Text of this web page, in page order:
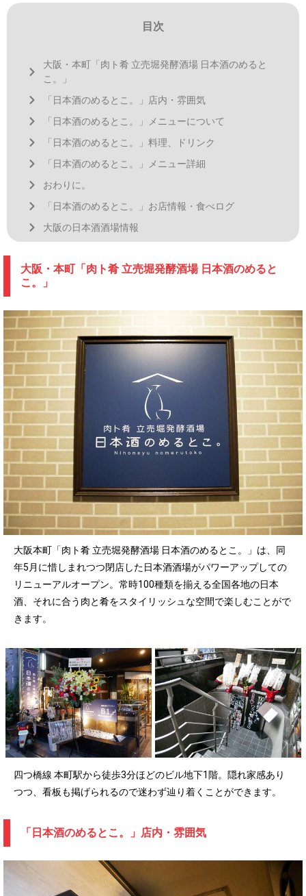
目次
大阪・本町「肉ト肴 立売堀発酵酒場 日本酒のめると
こ。」
「日本酒のめるとこ。」店内・雰囲気
「日本酒のめるとこ。」メニューについて
「日本酒のめるとこ。」料理、ドリンク
「日本酒のめるとこ。」メニュー詳細
おわりに。
「日本酒のめるとこ。」お店情報・食べログ
大阪の日本酒酒場情報
大阪・本町「肉ト肴 立売堀発酵酒場 日本酒のめると
こ。」
大阪本町「肉ト肴 立売堀発酵酒場 日本酒のめるとこ。」は、同
年5月に惜しまれつつ閉店した日本酒酒場がパワーアップしての
リニューアルオープン。常時100種類を揃える全国各地の日本
酒、それに合う肉と肴をスタイリッシュな空間で楽しむことがで
きます。
四つ橋線 本町駅から徒歩3分ほどのビル地下1階。隠れ家感あり
つつ、看板も掲げられるので迷わず辿り着くことができます。
「日本酒のめるとこ。」店内・雰囲気